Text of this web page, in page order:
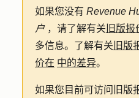
如果您没有 Revenue
户 ，请了解有关 旧版报
多信息。了解有关 旧版
价在 中的差异。
如果您目前可访问旧版